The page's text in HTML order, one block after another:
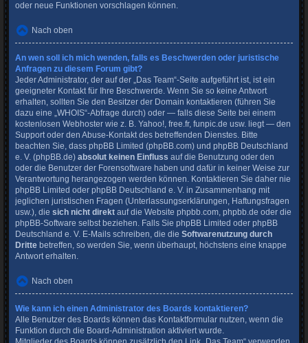
oder neue Funktionen vorschlagen können.
Nach oben
An wen soll ich mich wenden, falls es Beschwerden oder juristische
Anfragen zu diesem Forum gibt?
Jeder Administrator, der auf der „Das Team“-Seite aufgeführt ist, ist ein
geeigneter Kontakt für Ihre Beschwerde. Wenn Sie so keine Antwort
erhalten, sollten Sie den Besitzer der Domain kontaktieren (führen Sie
dazu eine „WHOIS“-Abfrage durch) oder — falls diese Seite bei einem
kostenlosen Webhoster wie z. B. Yahoo!, free.fr, funpic.de usw. liegt — den
Support oder den Abuse-Kontakt des betreffenden Dienstes. Bitte
beachten Sie, dass phpBB Limited (phpBB.com) und phpBB Deutschland
e. V. (phpBB.de) absolut keinen Einfluss auf die Benutzung oder den
oder die Benutzer der Forensoftware haben und dafür in keiner Weise zur
Verantwortung herangezogen werden können. Kontaktieren Sie daher nie
phpBB Limited oder phpBB Deutschland e. V. in Zusammenhang mit
jeglichen juristischen Fragen (Unterlassungserklärungen, Haftungsfragen
usw.), die sich nicht direkt auf die Website phpbb.com, phpbb.de oder die
phpBB-Software selbst beziehen. Falls Sie phpBB Limited oder phpBB
Deutschland e. V. E-Mails schreiben, die die Softwarenutzung durch
Dritte betreffen, so werden Sie, wenn überhaupt, höchstens eine knappe
Antwort erhalten.
Nach oben
Wie kann ich einen Administrator des Boards kontaktieren?
Alle Benutzer des Boards können das Kontaktformular nutzen, wenn die
Funktion durch die Board-Administration aktiviert wurde.